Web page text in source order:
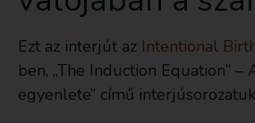
Ezt az interjút az Intentional
ben, „The Induction Equation” –
egyenlete” című